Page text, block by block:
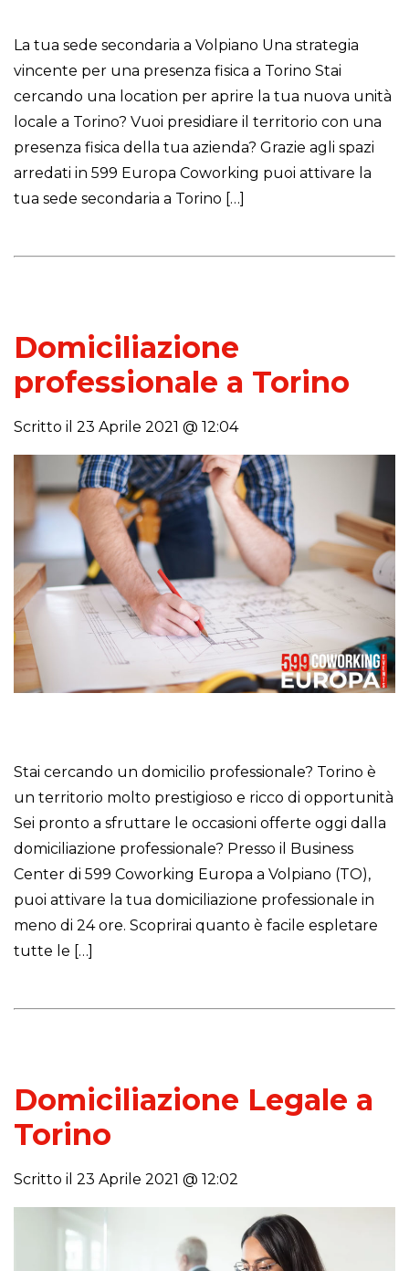
La tua sede secondaria a Volpiano Una strategia
vincente per una presenza fisica a Torino Stai
cercando una location per aprire la tua nuova unità
locale a Torino? Vuoi presidiare il territorio con una
presenza fisica della tua azienda? Grazie agli spazi
arredati in 599 Europa Coworking puoi attivare la
tua sede secondaria a Torino […]
Domiciliazione
professionale a Torino
Scritto il 23 Aprile 2021 @ 12:04
Stai cercando un domicilio professionale? Torino è
un territorio molto prestigioso e ricco di opportunità
Sei pronto a sfruttare le occasioni offerte oggi dalla
domiciliazione professionale? Presso il Business
Center di 599 Coworking Europa a Volpiano (TO),
puoi attivare la tua domiciliazione professionale in
meno di 24 ore. Scoprirai quanto è facile espletare
tutte le […]
Domiciliazione Legale a
Torino
Scritto il 23 Aprile 2021 @ 12:02